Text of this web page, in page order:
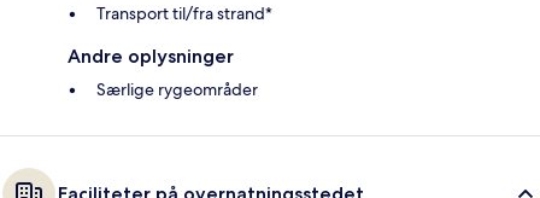
Transport til/fra strand*
Andre oplysninger
Særlige rygeområder